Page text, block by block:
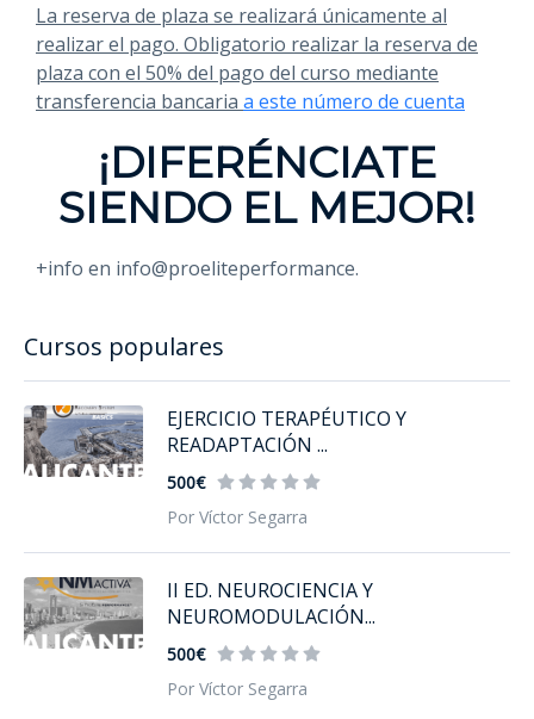
La reserva de plaza se realizará únicamente al
realizar el pago. Obligatorio realizar la reserva de
plaza con el 50% del pago del curso mediante
transferencia bancaria a este número de cuenta
¡DIFERÉNCIATE
SIENDO EL MEJOR!
+info en info@proeliteperformance.
Cursos populares
EJERCICIO TERAPÉUTICO Y
READAPTACIÓN ...
500€
Por Víctor Segarra
II ED. NEUROCIENCIA Y
NEUROMODULACIÓN...
500€
Por Víctor Segarra